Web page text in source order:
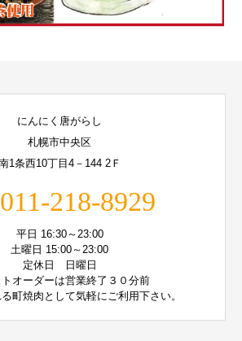
にんにく唐がらし
札幌市中央区
1条西10丁目4－144 2Ｆ
011-218-8929
平日 16:30～23:00
土曜日 15:00～23:00
定休日 日曜日
オーダーは営業終了３０分前
町焼肉として気軽にご利用下さい。